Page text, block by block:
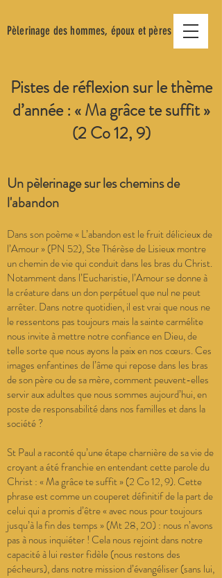
Pèlerinage des hommes, époux et pères
Pistes de réflexion sur le thème
d’année : « Ma grâce te suffit »
(2 Co 12, 9)
Un pèlerinage sur les chemins de
l'abandon
Dans son poème « L’abandon est le fruit délicieux de
l’Amour » (PN 52), Ste Thérèse de Lisieux montre
un chemin de vie qui conduit dans les bras du Christ.
Notamment dans l’Eucharistie, l’Amour se donne à
la créature dans un don perpétuel que nul ne peut
arrêter. Dans notre quotidien, il est vrai que nous ne
le ressentons pas toujours mais la sainte carmélite
nous invite à mettre notre confiance en Dieu, de
telle sorte que nous ayons la paix en nos cœurs. Ces
images enfantines de l’âme qui repose dans les bras
de son père ou de sa mère, comment peuvent-elles
servir aux adultes que nous sommes aujourd’hui, en
poste de responsabilité dans nos familles et dans la
société ?
St Paul a raconté qu’une étape charnière de sa vie de
croyant a été franchie en entendant cette parole du
Christ : « Ma grâce te suffit » (2 Co 12, 9). Cette
phrase est comme un couperet définitif de la part de
celui qui a promis d’être « avec nous pour toujours
jusqu’à la fin des temps » (Mt 28, 20) : nous n’avons
pas à nous inquiéter ! Cela nous rejoint dans notre
capacité à lui rester fidèle (nous restons des
pécheurs), dans notre mission d’évangéliser (sans lui,